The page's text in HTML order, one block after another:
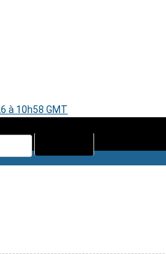
à 10h58 GMT